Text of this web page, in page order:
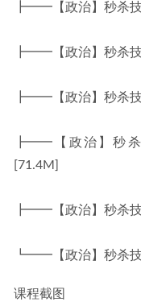
┣━━【政治】秒杀技
┣━━【政治】秒杀技
┣━━【政治】秒杀技
┣━━【政治】秒杀
[71.4M]
┣━━【政治】秒杀技
┗━━【政治】秒杀技
课程截图